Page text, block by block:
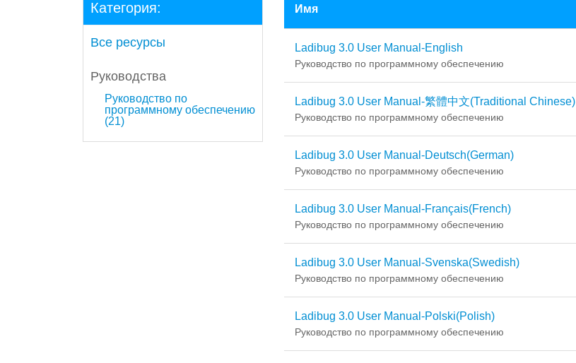
Категория:
Все ресурсы
Руководства
Руководство по
программному обеспечению
(21)
Имя
Ladibug 3.0 User Manual-English
Руководство по программному обеспечению
Ladibug 3.0 User Manual-繁體中文(Traditional Chinese)
Руководство по программному обеспечению
Ladibug 3.0 User Manual-Deutsch(German)
Руководство по программному обеспечению
Ladibug 3.0 User Manual-Français(French)
Руководство по программному обеспечению
Ladibug 3.0 User Manual-Svenska(Swedish)
Руководство по программному обеспечению
Ladibug 3.0 User Manual-Polski(Polish)
Руководство по программному обеспечению